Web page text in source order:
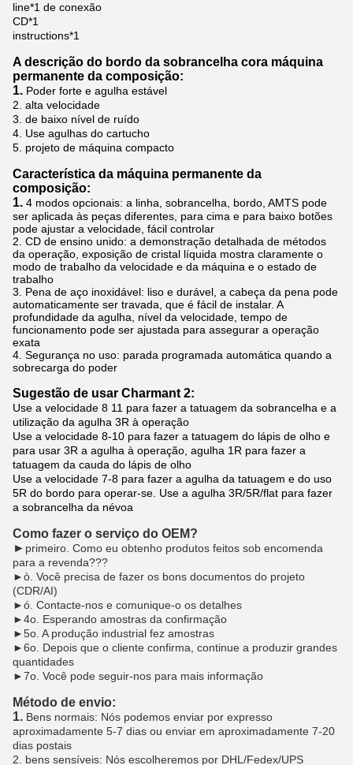
line*1 de conexão
CD*1
instructions*1
A descrição do bordo da sobrancelha cora máquina
permanente da composição:
1. Poder forte e agulha estável
2. alta velocidade
3. de baixo nível de ruído
4. Use agulhas do cartucho
5. projeto de máquina compacto
Característica da máquina permanente da
composição:
1. 4 modos opcionais: a linha, sobrancelha, bordo, AMTS pode
ser aplicada às peças diferentes, para cima e para baixo botões
pode ajustar a velocidade, fácil controlar
2. CD de ensino unido: a demonstração detalhada de métodos
da operação, exposição de cristal líquida mostra claramente o
modo de trabalho da velocidade e da máquina e o estado de
trabalho
3. Pena de aço inoxidável: liso e durável, a cabeça da pena pode
automaticamente ser travada, que é fácil de instalar. A
profundidade da agulha, nível da velocidade, tempo de
funcionamento pode ser ajustada para assegurar a operação
exata
4. Segurança no uso: parada programada automática quando a
sobrecarga do poder
Sugestão de usar Charmant 2:
Use a velocidade 8 11 para fazer a tatuagem da sobrancelha e a
utilização da agulha 3R à operação
Use a velocidade 8-10 para fazer a tatuagem do lápis de olho e
para usar 3R a agulha à operação, agulha 1R para fazer a
tatuagem da cauda do lápis de olho
Use a velocidade 7-8 para fazer a agulha da tatuagem e do uso
5R do bordo para operar-se. Use a agulha 3R/5R/flat para fazer
a sobrancelha da névoa
Como fazer o serviço do OEM?
► primeiro. Como eu obtenho produtos feitos sob encomenda
para a revenda???
►ò. Você precisa de fazer os bons documentos do projeto
(CDR/AI)
►ó. Contacte-nos e comunique-o os detalhes
►4o. Esperando amostras da confirmação
►5o. A produção industrial fez amostras
►6o. Depois que o cliente confirma, continue a produzir grandes
quantidades
►7o. Você pode seguir-nos para mais informação
Método de envio:
1. Bens normais: Nós podemos enviar por expresso
aproximadamente 5-7 dias ou enviar em aproximadamente 7-20
dias postais
2. bens sensíveis: Nós escolheremos por DHL/Fedex/UPS